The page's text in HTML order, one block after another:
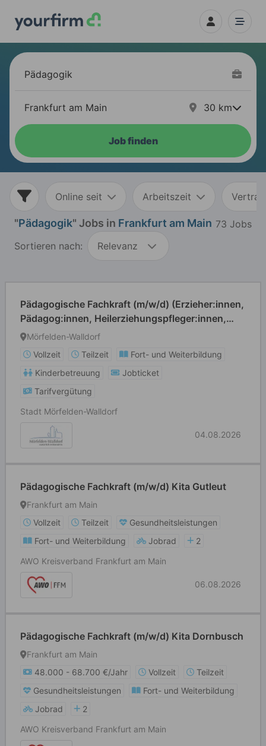
30 km
Job finden
Online seit Arbeitszeit
"Pädagogik" Jobs in Frankfurt am Main 73 Jobs
Sortieren nach:
Relevanz
Pädagogische Fachkraft (m/w/d) (Erzieher:innen,
Pädagog:innen, Heilerziehungspfleger:innen,
Grund- und Förderschullehrer:innen o. ä.)
Mörfelden-Walldorf
Vollzeit
Teilzeit
Fort- und Weiterbildung
Kinderbetreuung
Jobticket
Tarifvergütung
Stadt Mörfelden-Walldorf
04.08.2026
Pädagogische Fachkraft (m/w/d) Kita Gutleut
Frankfurt am Main
Vollzeit
Teilzeit
Gesundheitsleistungen
Fort- und Weiterbildung
Jobrad
2
AWO Kreisverband Frankfurt am Main
06.08.2026
Pädagogische Fachkraft (m/w/d) Kita Dornbusch
Frankfurt am Main
48.000 - 68.700 €/Jahr
Vollzeit
Teilzeit
Gesundheitsleistungen
Fort- und Weiterbildung
Jobrad
2
AWO Kreisverband Frankfurt am Main